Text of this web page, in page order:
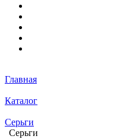
Главная
Каталог
Серьги
Серьги